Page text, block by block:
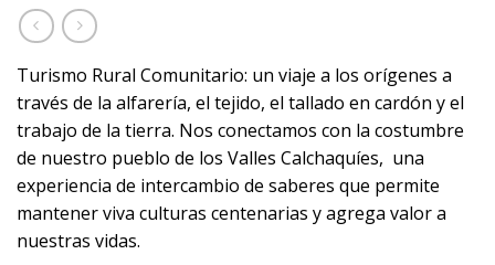
Turismo Rural Comunitario: un viaje a los orígenes a
través de la alfarería, el tejido, el tallado en cardón y el
trabajo de la tierra. Nos conectamos con la costumbre
de nuestro pueblo de los Valles Calchaquíes, una
experiencia de intercambio de saberes que permite
mantener viva culturas centenarias y agrega valor a
nuestras vidas.